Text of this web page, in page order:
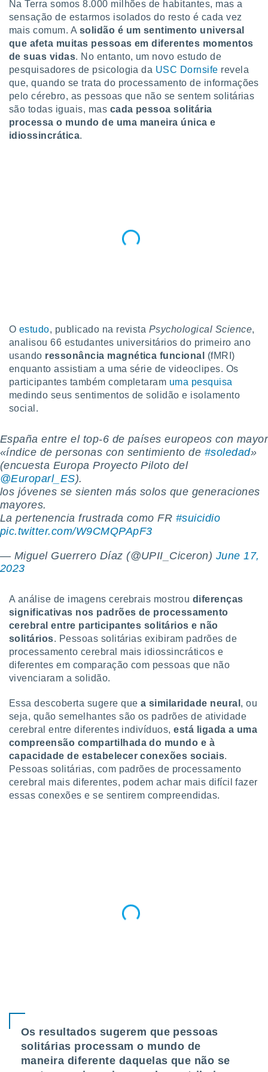
lhe
e
Pode
na nossa
e
a
cookies
lo de
a
website,
analisar o
Pode
de
ao
nós e
únicos
para
e
como a
sitio
IP e
de
possam
seus
num
para
Na Terra somos 8.000 milhões de habitantes, mas a
sensação de estarmos isolados do resto é cada vez
mais comum. A solidão é um sentimento universal
que afeta muitas pessoas em diferentes momentos
de suas vidas. No entanto, um novo estudo de
pesquisadores de psicologia da USC Dornsife revela
que, quando se trata do processamento de informações
pelo cérebro, as pessoas que não se sentem solitárias
são todas iguais, mas cada pessoa solitária
processa o mundo de uma maneira única e
idiossincrática.
O estudo, publicado na revista Psychological Science,
analisou 66 estudantes universitários do primeiro ano
usando ressonância magnética funcional
(fMRI)
enquanto assistiam a uma série de videoclipes. Os
participantes também completaram uma pesquisa
medindo seus sentimentos de solidão e isolamento
social.
España entre el top-6 de países europeos con mayor
«índice de personas con sentimiento de #soledad»
(encuesta Europa Proyecto Piloto del
@Europarl_ES).
los jóvenes se sienten más solos que generaciones
mayores.
La pertenencia frustrada como FR #suicidio
pic.twitter.com/W9CMQPApF3
— Miguel Guerrero Díaz (@UPII_Ciceron) June 17,
2023
A análise de imagens cerebrais mostrou diferenças
significativas nos padrões de processamento
cerebral entre participantes solitários e não
solitários. Pessoas solitárias exibiram padrões de
processamento cerebral mais idiossincráticos e
diferentes em comparação com pessoas que não
vivenciaram a solidão.
Essa descoberta sugere que a similaridade neural , ou
seja, quão semelhantes são os padrões de atividade
cerebral entre diferentes indivíduos,está ligada a uma
compreensão compartilhada do mundo e à
capacidade de estabelecer conexões sociais.
Pessoas solitárias, com padrões de processamento
cerebral mais diferentes, podem achar mais difícil fazer
essas conexões e se sentirem compreendidas.
Os resultados sugerem que pessoas
solitárias processam o mundo de
maneira diferente daquelas que não se